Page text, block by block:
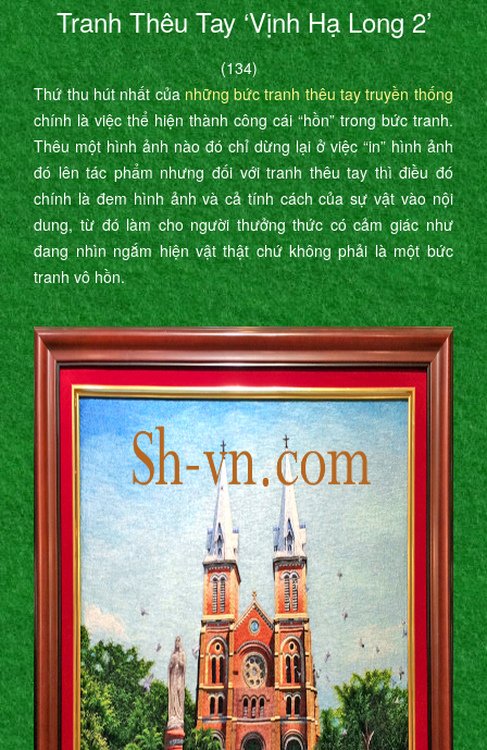
Tranh Thêu Tay ‘Vịnh Hạ Long 2’
(134)
Thứ thu hút nhất củanhững bức tranh thêu tay truyền thống
chính là việc thể hiện thành công cái “hồn” trong bức tranh.
Thêu một hình ảnh nào đó chỉ dừng lại ở việc “in” hình ảnh
đó lên tác phẩm nhưng đối với tranh thêu tay thì điều đó
chính là đem hình ảnh và cả tính cách của sự vật vào nội
dung, từ đó làm cho người thưởng thức có cảm giác như
đang nhìn ngắm hiện vật thật chứ không phải là một bức
tranh vô hồn.